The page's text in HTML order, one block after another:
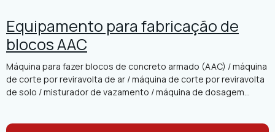
Equipamento para fabricação de
blocos AAC
Máquina para fazer blocos de concreto armado (AAC) / máquina
de corte por reviravolta de ar / máquina de corte por reviravolta
de solo / misturador de vazamento / máquina de dosagem...